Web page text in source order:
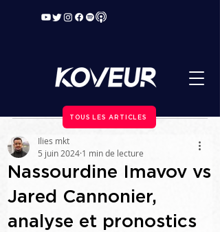
TOUS LES ARTICLES
Nassourdine Imavov vs
Jared Cannonier,
analyse et pronostics
Ilies mkt
5 juin 2024 1 min de lecture